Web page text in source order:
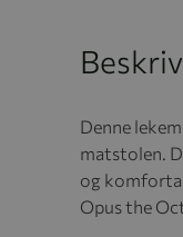
Denne
matstolen.
og
Opus the